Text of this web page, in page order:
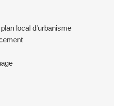
local d’urbanisme